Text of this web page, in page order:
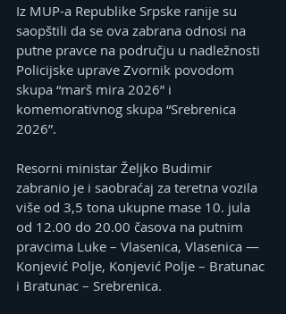
Iz MUP-a Republike Srpske ranije su
saopštili da se ova zabrana odnosi na
putne pravce na području u nadležnosti
Policijske uprave Zvornik povodom
skupa “marš mira 2026” i
komemorativnog skupa “Srebrenica
2026”.
Resorni ministar Željko Budimir
zabranio je i saobraćaj za teretna vozila
više od 3,5 tona ukupne mase 10. jula
od 12.00 do 20.00 časova na putnim
pravcima Luke – Vlasenica, Vlasenica —
Konjević Polje, Konjević Polje – Bratunac
i Bratunac – Srebrenica.